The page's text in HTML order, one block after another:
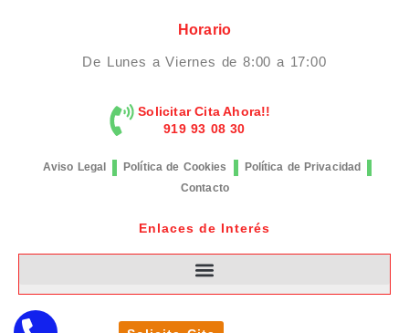
Horario
De Lunes a Viernes de 8:00 a 17:00
Solicitar Cita Ahora!!
919 93 08 30
Aviso Legal Política de Cookies
Política de Privacidad
Contacto
Enlaces de Interés